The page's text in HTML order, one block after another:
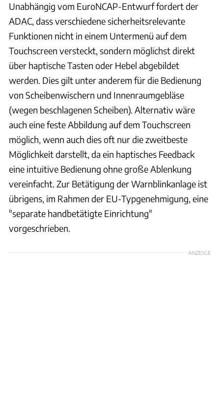
Unabhängig vom EuroNCAP-Entwurf fordert der
ADAC, dass verschiedene sicherheitsrelevante
Funktionen nicht in einem Untermenü auf dem
Touchscreen versteckt, sondern möglichst direkt
über haptische Tasten oder Hebel abgebildet
werden. Dies gilt unter anderem für die Bedienung
von Scheibenwischern und Innenraumgebläse
(wegen beschlagenen Scheiben). Alternativ wäre
auch eine feste Abbildung auf dem Touchscreen
möglich, wenn auch dies oft nur die zweitbeste
Möglichkeit darstellt, da ein haptisches Feedback
eine intuitive Bedienung ohne große Ablenkung
vereinfacht. Zur Betätigung der Warnblinkanlage ist
übrigens, im Rahmen der EU-Typgenehmigung, eine
"separate handbetätigte Einrichtung"
vorgeschrieben.
ANZEIGE